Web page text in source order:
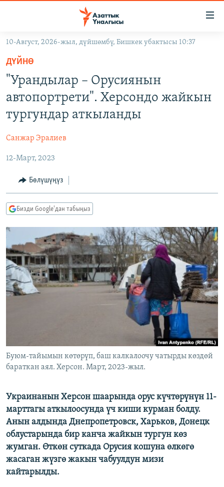
Навигацияга
өтүңүз
Издөөгө
салыңыз
ЖАҢЫЛЫКТАР
КЫРГЫЗСТАН
КЫРГЫЗСТАН
МАДАНИЯТ
ДҮЙНӨ
ТВ ПРОГРАММАЛАР
БҮГҮН АЗАТТЫКТА
ЭКСПЕРТТЕР ТАЛДАЙТ
ДАНИСТЕ
ЭЖЕ-СИҢДИЛЕР
АЗАТТЫК+
ЫҢГАЙСЫЗ СУРООЛОР
ПОДКАСТ
ӨЗГӨЧӨ ПИКИР
Русский
ОНЛАЙН ШЕРИНЕ
ЭЕ/АРнун бардык сайттары
10-Август, 2026-жыл, дүйшөмбү, Бишкек убактысы 10:37
ДҮЙНӨ
"Урандылар – Орусиянын
автопортрети". Херсондо жайкын
тургундар аткыланды
Санжар Эралиев
12-Март, 2023
Бөлүшүңүз
Бизди Google'дан табыңыз
Буюм-тайымын көтөрүп, баш калкалоочу чатырды көздөй
бараткан аял. Херсон. Март, 2023-жыл.
Украинанын Херсон шаарында орус күчтөрүнүн 11-
марттагы аткылоосунда үч киши курман болду.
Анын алдында Днепропетровск, Харьков, Донецк
облустарында бир канча жайкын тургун көз
жумган. Өткөн суткада Орусия кошуна өлкөгө
жасаган жүзгө жакын чабуулдун мизи
кайтарылды.